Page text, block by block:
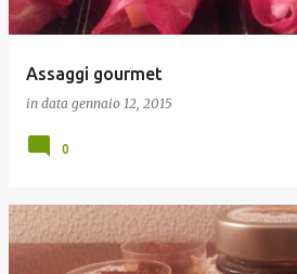
Assaggi gourmet
in data gennaio 12, 2015
0